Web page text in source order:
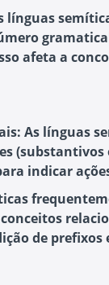
línguas
afeta a
: As línguas
(substantivos
indicar
de prefixos